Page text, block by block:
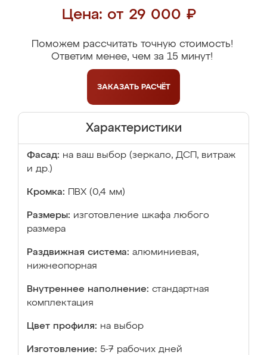
Цена: от 29 000 ₽
Поможем рассчитать точную стоимость!
Ответим менее, чем за 15 минут!
ЗАКАЗАТЬ РАСЧЁТ
Характеристики
Фасад: на ваш выбор (зеркало, ДСП, витраж
и др.)
Кромка: ПВХ (0,4 мм)
Размеры: изготовление шкафа любого
размера
Раздвижная система: алюминиевая,
нижнеопорная
Внутреннее наполнение: стандартная
комплектация
Цвет профиля: на выбор
Изготовление: 5-7 рабочих дней